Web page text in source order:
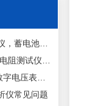
测试器,电池测试仪
形电极, ANSI/ESD STM11.11 规范）
型六位半万用表
仪常见问题